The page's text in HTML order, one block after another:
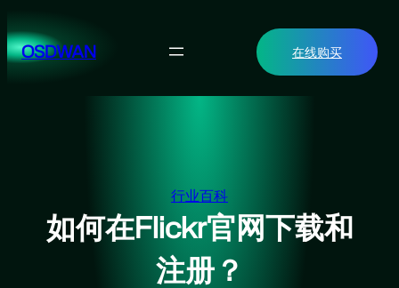
至
内OSDWAN 在线购买
行业百科
如何在Flickr官网下载和
注册？